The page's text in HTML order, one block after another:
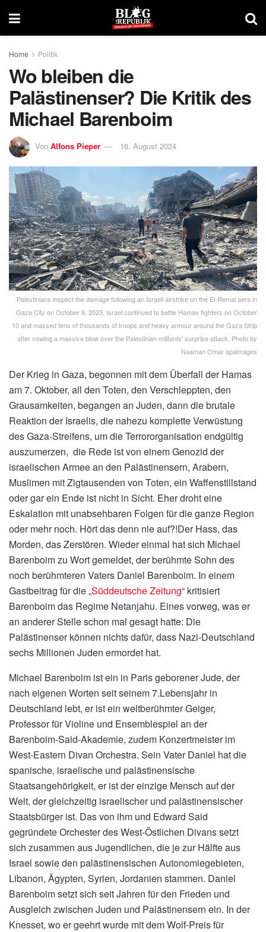
Home Politik
Wo bleiben die
Palästinenser? Die Kritik des
Michael Barenboim
Von Alfons Pieper 16. August 2024
Palestinians inspect the damage following an Israeli airstrike on the El-Remal aera in
Gaza City on October 9, 2023. Israel continued to battle Hamas fighters on October
10 and massed tens of thousands of troops and heavy armour around the Gaza Strip
after vowing a massive blow over the Palestinian militants' surprise attack. Photo by
Naaman Omar apaimages
Der Krieg in Gaza, begonnen mit dem Überfall der Hamas
am 7. Oktober, all den Toten, den Verschleppten, den
Grausamkeiten, begangen an Juden, dann die brutale
Reaktion der Israelis, die nahezu komplette Verwüstung
des Gaza-Streifens, um die Terrororganisation endgültig
auszumerzen, die Rede ist von einem Genozid der
israelischen Armee an den Palästinensern, Arabern,
Muslimen mit Zigtausenden von Toten, ein Waffenstillstand
oder gar ein Ende ist nicht in Sicht. Eher droht eine
Eskalation mit unabsehbaren Folgen für die ganze Region
oder mehr noch. Hört das denn nie auf?!Der Hass, das
Morden, das Zerstören. Wieder einmal hat sich Michael
Barenboim zu Wort gemeldet, der berühmte Sohn des
noch berühmteren Vaters Daniel Barenboim. In einem
Gastbeitrag für die „Süddeutsche Zeitung“ kritisiert
Barenboim das Regime Netanjahu. Eines vorweg, was er
an anderer Stelle schon mal gesagt hatte: Die
Palästinenser können nichts dafür, dass Nazi-Deutschland
sechs Millionen Juden ermordet hat.
Michael Barenboim ist ein in Paris geborener Jude, der
nach eigenen Worten seit seinem 7.Lebensjahr in
Deutschland lebt, er ist ein weltberühmter Geiger,
Professor für Violine und Ensemblespiel an der
Barenboim-Said-Akademie, zudem Konzertmeister im
West-Eastern Divan Orchestra. Sein Vater Daniel hat die
spanische, israelische und palästinensische
Staatsangehörigkeit, er ist der einzige Mensch auf der
Welt, der gleichzeitig israelischer und palästinensischer
Staatsbürger ist. Das von ihm und Edward Said
gegründete Orchester des West-Östlichen Divans setzt
sich zusammen aus Jugendlichen, die je zur Hälfte aus
Israel sowie den palästinensischen Autonomiegebieten,
Libanon, Ägypten, Syrien, Jordanien stammen. Daniel
Barenboim setzt sich seit Jahren für den Frieden und
Ausgleich zwischen Juden und Palästinensern ein. In der
Knesset, wo er geehrt wurde mit dem Wolf-Preis für